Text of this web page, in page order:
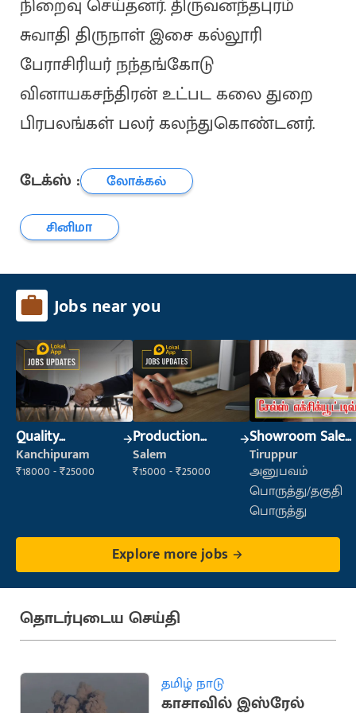
நிறைவு செய்தனர். திருவனந்தபுரம்
சுவாதி திருநாள் இசை கல்லூரி
பேராசிரியர் நந்தங்கோடு
வினாயகசந்திரன் உட்பட கலை துறை
பிரபலங்கள் பலர் கலந்துகொண்டனர்.
டேக்ஸ் :
லோக்கல்
சினிமா
Jobs near you
Quality
Inspector
Kanchipuram
₹18000 - ₹25000
Production
Supervisor
Salem
₹15000 - ₹25000
Showroom Sales
Executive (Retail
Sales)
Tiruppur
அனுபவம்
பொருத்து/தகுதி
பொருத்து
Explore more jobs
தொடர்புடைய செய்தி
தமிழ் நாடு
காசாவில் இஸ்ரேல்